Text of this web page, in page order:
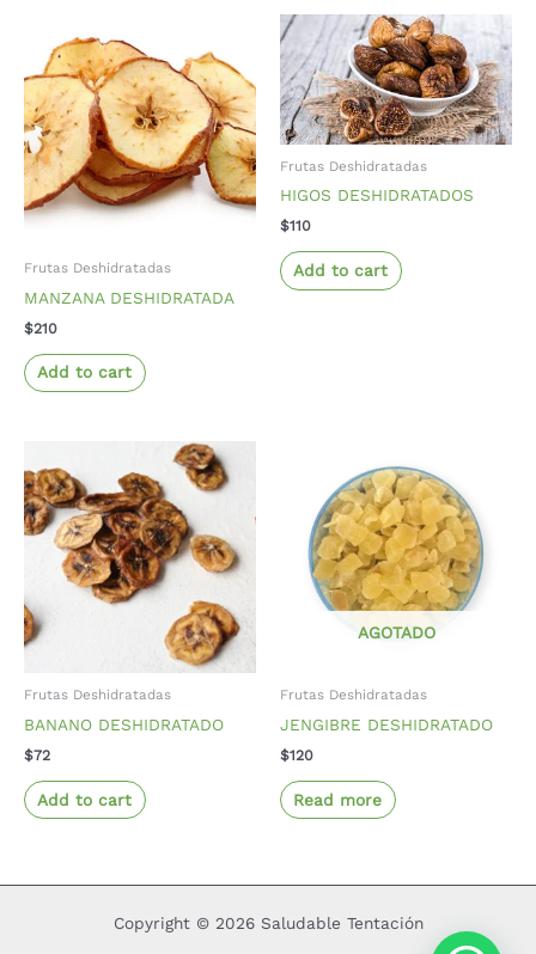
Frutas Deshidratadas
MANZANA DESHIDRATADA
$210
Add to cart
Frutas Deshidratadas
HIGOS DESHIDRATADOS
$110
Add to cart
Frutas Deshidratadas
BANANO DESHIDRATADO
$72
Add to cart
AGOTADO
Frutas Deshidratadas
JENGIBRE DESHIDRATADO
$120
Read more
Copyright © 2026 Saludable Tentación